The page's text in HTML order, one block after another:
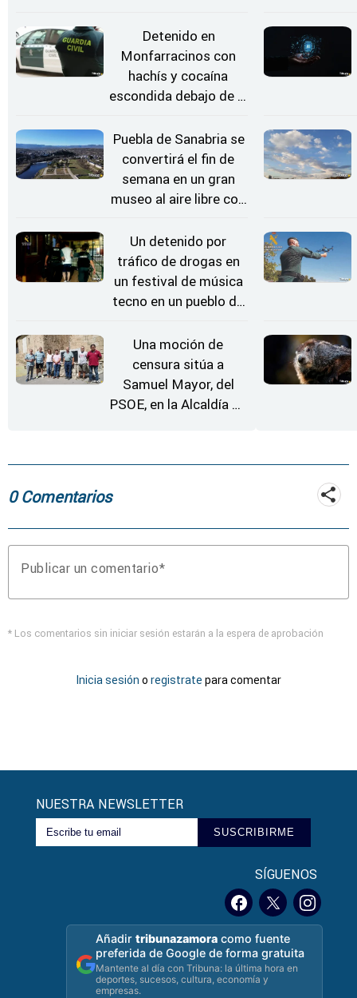
Detenido en
Monfarracinos con
hachís y cocaína
escondida debajo de la
coche
Puebla de Sanabria se
convertirá el fin de
semana en un gran
museo al aire libre con
Un detenido por
tráfico de drogas en
un festival de música
tecno en un pueblo de
Una moción de
censura sitúa a
Samuel Mayor, del
PSOE, en la Alcaldía de
0 Comentarios
Publicar un comentario
* Los comentarios sin iniciar sesión estarán a la espera de aprobación
Inicia sesión o registrate para comentar
NUESTRA NEWSLETTER
SUSCRIBIRME
SÍGUENOS
Añadirtribunazamora como fuente
preferida de Google de forma gratuita
Mantente al día con Tribuna: la última hora en
deportes, sucesos, cultura, economía y
empresas.